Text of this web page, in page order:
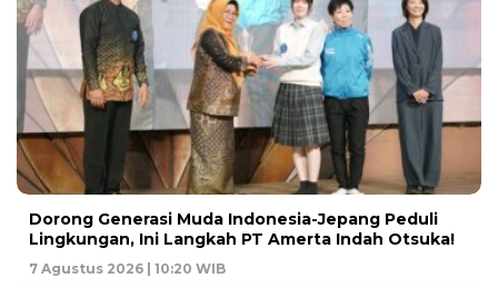
Dorong Generasi Muda Indonesia-Jepang Peduli
Lingkungan, Ini Langkah PT Amerta Indah Otsuka!
7 Agustus 2026 | 10:20 WIB